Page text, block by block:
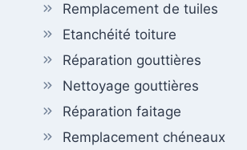
Remplacement de tuiles
Etanchéité toiture
Réparation gouttières
Nettoyage gouttières
Réparation faitage
Remplacement chéneaux